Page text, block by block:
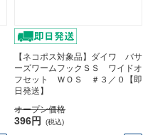
【ネコポス対象品】ダイワ バサ
ーズワームフックＳＳ ワイドオ
フセット ＷＯＳ ＃３／０【即
日発送】
オープン価格
396円 (税込)